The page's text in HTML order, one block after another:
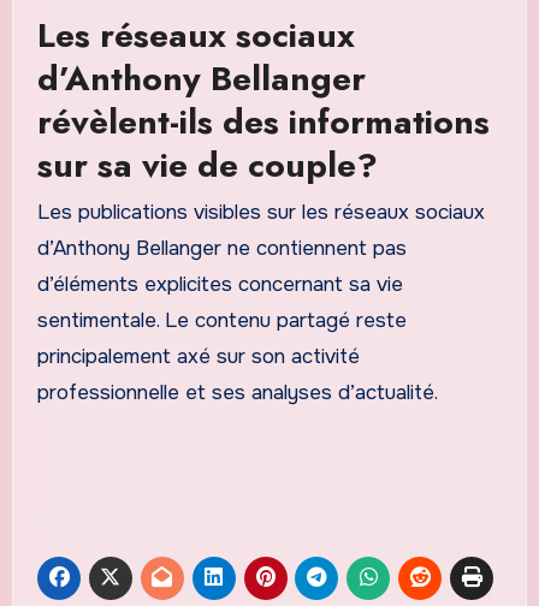
Les réseaux sociaux
d’Anthony Bellanger
révèlent-ils des informations
sur sa vie de couple?
Les publications visibles sur les réseaux sociaux
d’Anthony Bellanger ne contiennent pas
d’éléments explicites concernant sa vie
sentimentale. Le contenu partagé reste
principalement axé sur son activité
professionnelle et ses analyses d’actualité.